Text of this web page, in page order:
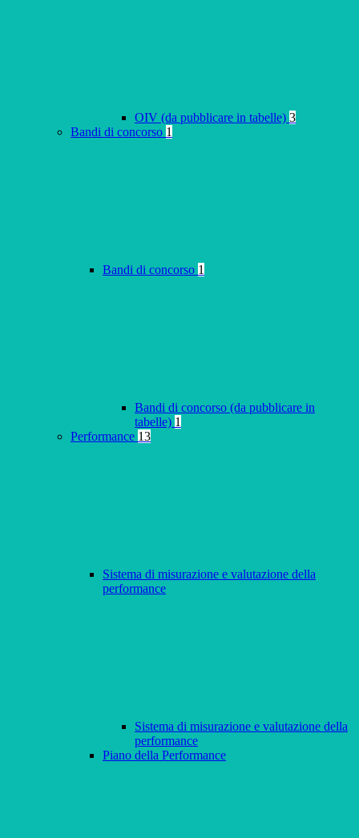
OIV (da pubblicare in tabelle) 3
Bandi di concorso 1
Bandi di concorso 1
Bandi di concorso (da pubblicare in
tabelle) 1
Performance 13
Sistema di misurazione e valutazione della
performance
Sistema di misurazione e valutazione della
performance
Piano della Performance